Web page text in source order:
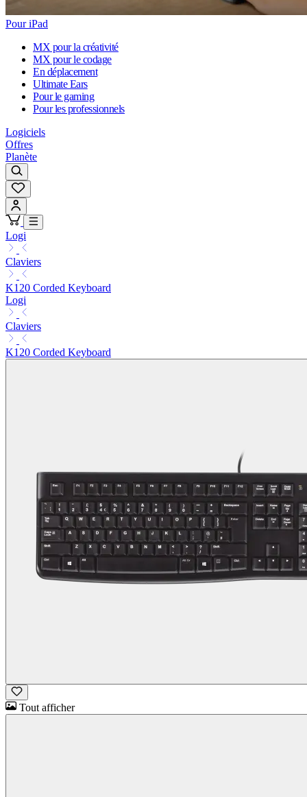
Pour iPad
MX pour la créativité
MX pour le codage
En déplacement
Ultimate Ears
Pour le gaming
Pour les professionnels
Logiciels
Offres
Planète
Logi
Claviers
K120 Corded Keyboard
Logi
Claviers
K120 Corded Keyboard
Tout afficher